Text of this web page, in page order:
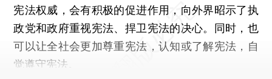
宪法权威，会有积极的促进作用，向外界昭示了执
政党和政府重视宪法、捍卫宪法的决心。同时，也
可以让全社会更加尊重宪法，认知或了解宪法，自
觉遵守宪法。